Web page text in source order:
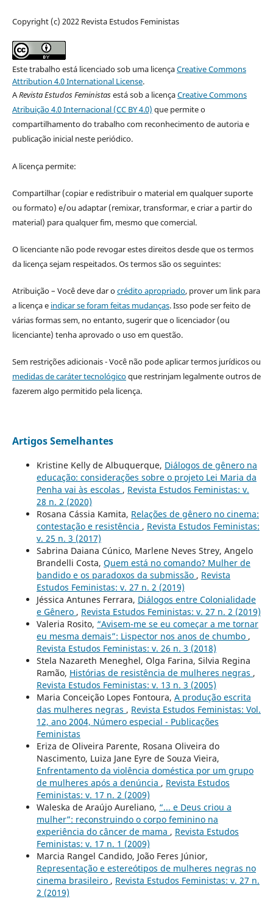
Copyright (c) 2022 Revista Estudos Feministas
Este trabalho está licenciado sob uma licençaCreative Commons
Attribution 4.0 International License.
ARevista Estudos Feministasestá sob a licençaCreative Commons
Atribuição 4.0 Internacional (CC BY 4.0) que permite o
compartilhamento do trabalho com reconhecimento de autoria e
publicação inicial neste periódico.
A licença permite:
Compartilhar (copiar e redistribuir o material em qualquer suporte
ou formato) e/ou adaptar (remixar, transformar, e criar a partir do
material) para qualquer fim, mesmo que comercial.
O licenciante não pode revogar estes direitos desde que os termos
da licença sejam respeitados. Os termos são os seguintes:
Atribuição – Você deve dar ocrédito apropriado, prover um link para
a licença e indicar se foram feitas mudanças. Isso pode ser feito de
várias formas sem, no entanto, sugerir que o licenciador (ou
licenciante) tenha aprovado o uso em questão.
Sem restrições adicionais - Você não pode aplicar termos jurídicos ou
medidas de caráter tecnológicoque restrinjam legalmente outros de
fazerem algo permitido pela licença.
Artigos Semelhantes
Kristine Kelly de Albuquerque, Diálogos de gênero na
educação: considerações sobre o projeto Lei Maria da
Penha vai às escolas , Revista Estudos Feministas: v.
28 n. 2 (2020)
Rosana Cássia Kamita, Relações de gênero no cinema:
contestação e resistência , Revista Estudos Feministas:
v. 25 n. 3 (2017)
Sabrina Daiana Cúnico, Marlene Neves Strey, Angelo
Brandelli Costa, Quem está no comando? Mulher de
bandido e os paradoxos da submissão , Revista
Estudos Feministas: v. 27 n. 2 (2019)
Jéssica Antunes Ferrara, Diálogos entre Colonialidade
e Gênero , Revista Estudos Feministas: v. 27 n. 2 (2019)
Valeria Rosito, “Avisem-me se eu começar a me tornar
eu mesma demais”: Lispector nos anos de chumbo ,
Revista Estudos Feministas: v. 26 n. 3 (2018)
Stela Nazareth Meneghel, Olga Farina, Silvia Regina
Ramão, Histórias de resistência de mulheres negras ,
Revista Estudos Feministas: v. 13 n. 3 (2005)
Maria Conceição Lopes Fontoura, A produção escrita
das mulheres negras , Revista Estudos Feministas: Vol.
12, ano 2004, Número especial - Publicações
Feministas
Eriza de Oliveira Parente, Rosana Oliveira do
Nascimento, Luiza Jane Eyre de Souza Vieira,
Enfrentamento da violência doméstica por um grupo
de mulheres após a denúncia , Revista Estudos
Feministas: v. 17 n. 2 (2009)
Waleska de Araújo Aureliano, “... e Deus criou a
mulher”: reconstruindo o corpo feminino na
experiência do câncer de mama , Revista Estudos
Feministas: v. 17 n. 1 (2009)
Marcia Rangel Candido, João Feres Júnior,
Representação e estereótipos de mulheres negras no
cinema brasileiro , Revista Estudos Feministas: v. 27 n.
2 (2019)